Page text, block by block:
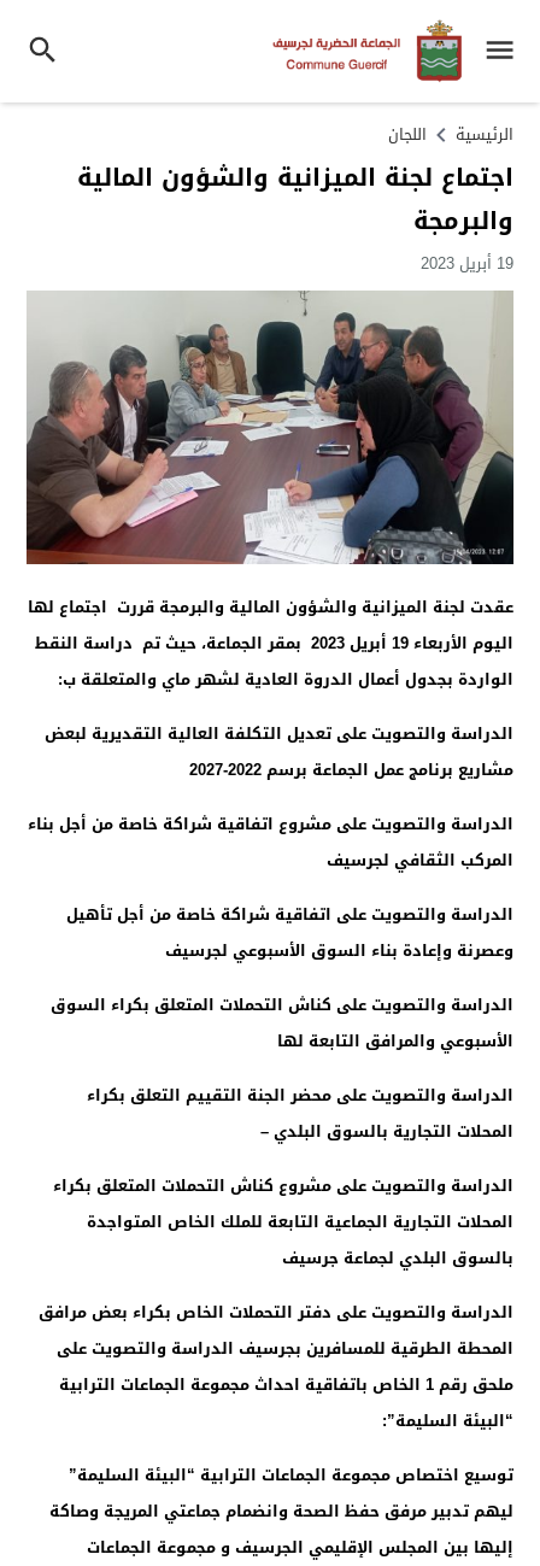
الرئيسية اللجان
اجتماع لجنة الميزانية والشؤون المالية
والبرمجة
19 أبريل 2023
عقدت لجنة الميزانية والشؤون المالية والبرمجة قررت اجتماع لها
اليوم الأربعاء 19 أبريل 2023 بمقر الجماعة، حيث تم دراسة النقط
الواردة بجدول أعمال الدروة العادية لشهر ماي والمتعلقة ب:
الدراسة والتصويت على تعديل التكلفة العالية التقديرية لبعض
مشاريع برنامج عمل الجماعة برسم 2022-2027
الدراسة والتصويت على مشروع اتفاقية شراكة خاصة من أجل بناء
المركب الثقافي لجرسيف
الدراسة والتصويت على اتفاقية شراكة خاصة من أجل تأهيل
وعصرنة وإعادة بناء السوق الأسبوعي لجرسيف
الدراسة والتصويت على كناش التحملات المتعلق بكراء السوق
الأسبوعي والمرافق التابعة لها
الدراسة والتصويت على محضر الجنة التقييم التعلق بكراء
المحلات التجارية بالسوق البلدي –
الدراسة والتصويت على مشروع كناش التحملات المتعلق بكراء
المحلات التجارية الجماعية التابعة للملك الخاص المتواجدة
بالسوق البلدي لجماعة جرسيف
الدراسة والتصويت على دفتر التحملات الخاص بكراء بعض مرافق
المحطة الطرقية للمسافرين بجرسيف الدراسة والتصويت على
ملحق رقم 1 الخاص باتفاقية احداث مجموعة الجماعات الترابية
“البيئة السليمة”:
توسيع اختصاص مجموعة الجماعات الترابية “البيئة السليمة”
ليهم تدبير مرفق حفظ الصحة وانضمام جماعتي المريجة وصاكة
إليها بين المجلس الإقليمي الجرسيف و مجموعة الجماعات